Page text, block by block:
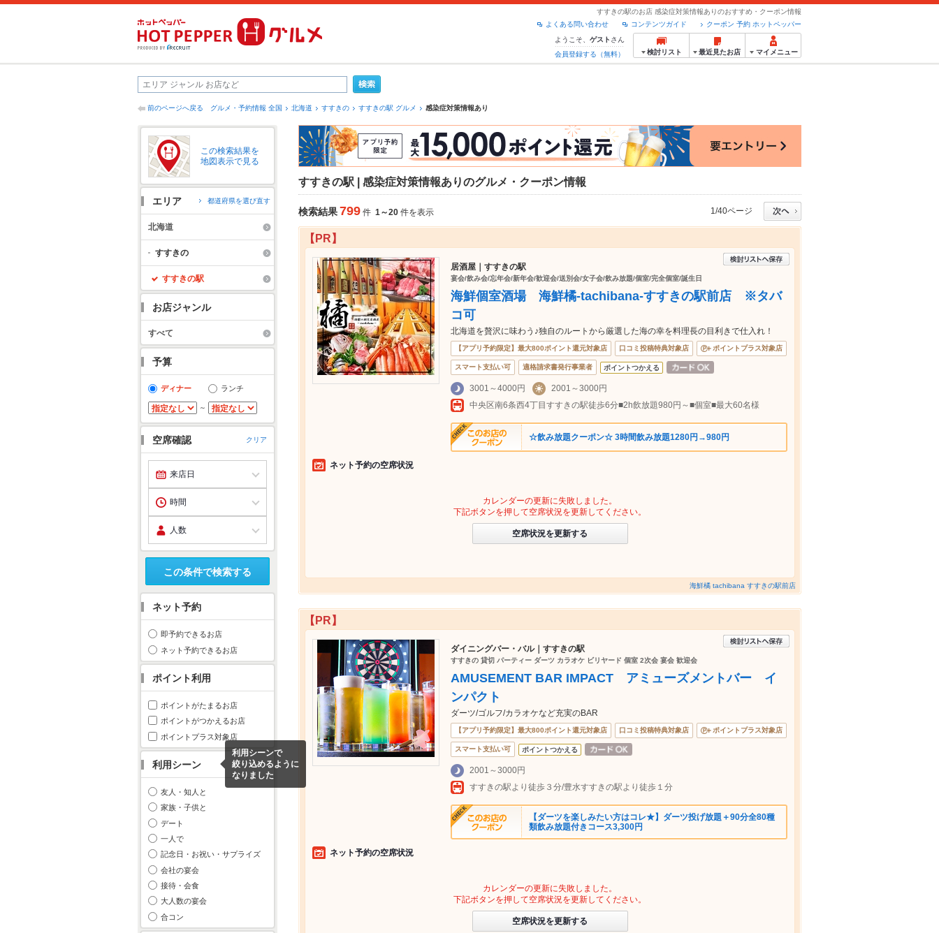
すすきの駅のお店 感染症対策情報ありのおすすめ・クーポン情報
クーポン 予約 ホットペッパー
コンテンツガイド
よくある問い合わせ
ようこそ、 ゲスト さん
会員登録する（無料）
検討リスト 最近見たお店 マイメニュー
前のページへ戻る グルメ・予約情報 全国 北海道 すすきの すすきの駅 グルメ 感染症対策情報あり
この検索結果を
地図表示で見る
エリア 都道府県を選び直す
北海道
すすきの
すすきの駅
お店ジャンル
すべて
予算
ディナー ランチ
～
空席確認 クリア
この条件で検索する
ネット予約
即予約できるお店
ネット予約できるお店
ポイント利用
ポイントがたまるお店
ポイントがつかえるお店
ポイントプラス対象店
利用シーン
利用シーンで
絞り込めるように
なりました
友人・知人と
家族・子供と
デート
一人で
記念日・お祝い・サプライズ
会社の宴会
接待・会食
大人数の宴会
合コン
すすきの駅 | 感染症対策情報ありのグルメ・クーポン情報
検索結果799 件 1～20 件を表示 1/40ページ
【PR】
居酒屋｜すすきの駅
宴会/飲み会/忘年会/新年会/歓迎会/送別会/女子会/飲み放題/個室/完全個室/誕生日
海鮮個室酒場 海鮮橘-tachibana-すすきの駅前店 ※タバ
コ可
北海道を贅沢に味わう♪独自のルートから厳選した海の幸を料理長の目利きで仕入れ！
【アプリ予約限定】最大800ポイント還元対象店 口コミ投稿特典対象店 ポイントプラス対象店
スマート支払い可 適格請求書発行事業者 ポイントつかえる
3001～4000円
2001～3000円
中央区南6条西4丁目すすきの駅徒歩6分■2h飲放題980円～■個室■最大60名様
☆飲み放題クーポン☆ 3時間飲み放題1280円→980円
ネット予約の空席状況
カレンダーの更新に失敗しました。
下記ボタンを押して空席状況を更新してください。
空席状況を更新する
海鮮橘 tachibana すすきの駅前店
【PR】
ダイニングバー・バル｜すすきの駅
すすきの 貸切 パーティー ダーツ カラオケ ビリヤード 個室 2次会 宴会 歓迎会
AMUSEMENT BAR IMPACT アミューズメントバー イ
ンパクト
ダーツ/ゴルフ/カラオケなど充実のBAR
【アプリ予約限定】最大800ポイント還元対象店 口コミ投稿特典対象店 ポイントプラス対象店
スマート支払い可 ポイントつかえる
2001～3000円
すすきの駅より徒歩３分/豊水すすきの駅より徒歩１分
【ダーツを楽しみたい方はコレ★】ダーツ投げ放題＋90分全80種
類飲み放題付きコース3,300円
ネット予約の空席状況
カレンダーの更新に失敗しました。
下記ボタンを押して空席状況を更新してください。
空席状況を更新する